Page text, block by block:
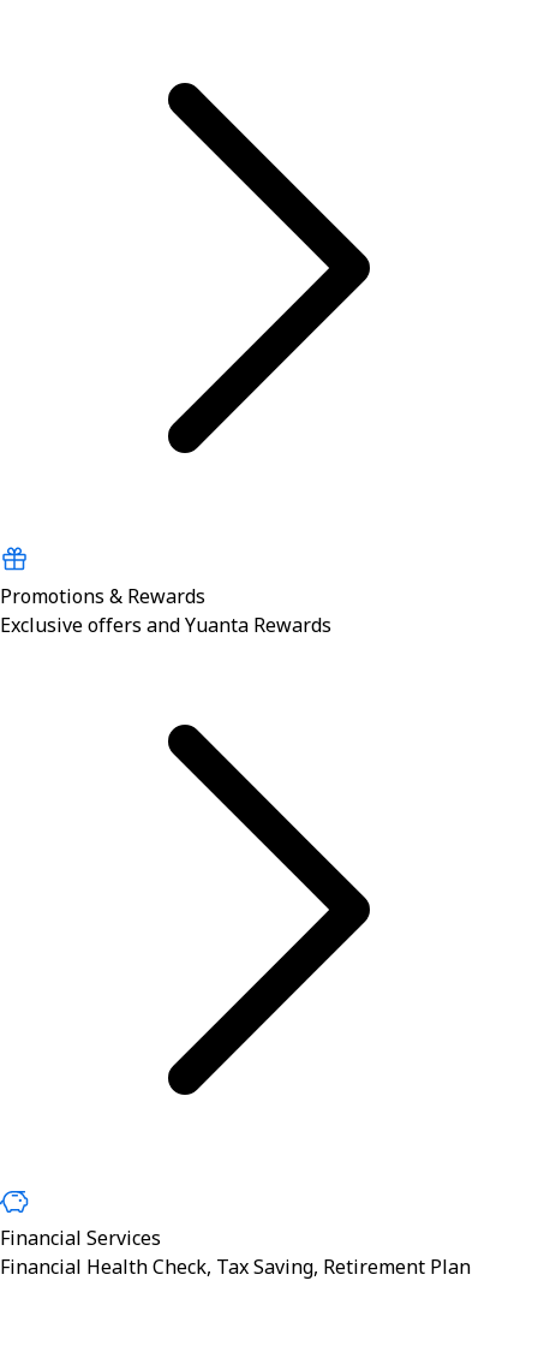
Promotions & Rewards
Exclusive offers and Yuanta Rewards
Financial Services
Financial Health Check, Tax Saving, Retirement Plan